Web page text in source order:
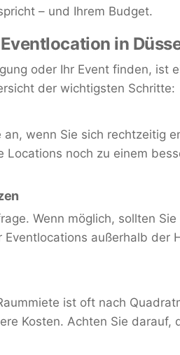
– und Ihrem Budget.
in
oder Ihr Event finden, ist
der wichtigsten Schritte:
wenn Sie sich rechtzeitig
noch zu einem
Wenn möglich, sollten
außerhalb der
ist oft nach
Kosten. Achten Sie darauf,